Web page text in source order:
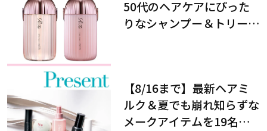
50代のヘアケアにぴった
りなシャンプー＆トリート
【8/16まで】最新ヘアミ
ルク＆夏でも崩れ知らずな
メークアイテムを19名様